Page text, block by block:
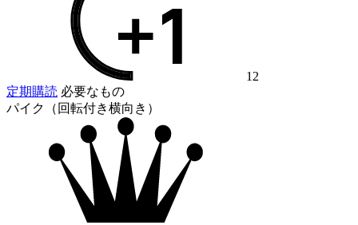
12
定期購読 必要なもの
パイク（回転付き横向き）